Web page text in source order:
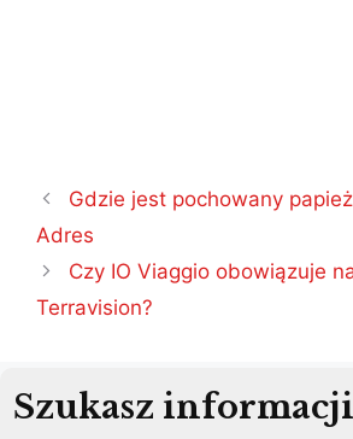
Nawigacja
wpisu
Gdzie jest pochowany
Adres
Czy IO Viaggio obowiązuje
Terravision?
Szukasz